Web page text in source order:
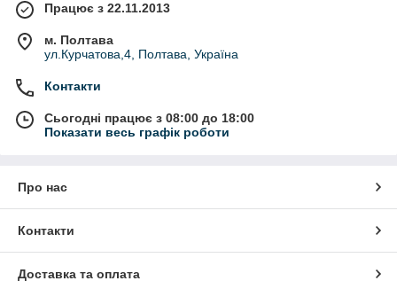
Працює з 22.11.2013
м. Полтава
ул.Курчатова,4, Полтава, Україна
Контакти
Сьогодні працює з 08:00 до 18:00
Показати весь графік роботи
Про нас
Контакти
Доставка та оплата